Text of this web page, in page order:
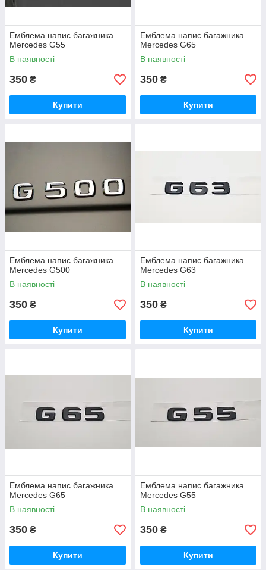
Емблема напис багажника
Mercedes G55
В наявності
350 ₴
Купити
Емблема напис багажника
Mercedes G65
В наявності
350 ₴
Купити
Емблема напис багажника
Mercedes G500
В наявності
350 ₴
Купити
Емблема напис багажника
Mercedes G63
В наявності
350 ₴
Купити
Емблема напис багажника
Mercedes G65
В наявності
350 ₴
Купити
Емблема напис багажника
Mercedes G55
В наявності
350 ₴
Купити